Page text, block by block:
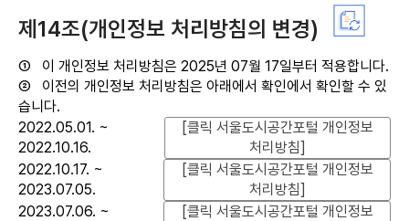
제14조(개인정보 처리방침의 변경)
① 이 개인정보 처리방침은 2025년 07월 17일부터 적용합니다.
② 이전의 개인정보 처리방침은 아래에서 확인에서 확인할 수 있
습니다.
2022.05.01. ~
2022.10.16.
[클릭 서울도시공간포털 개인정보
처리방침]
2022.10.17. ~
2023.07.05.
[클릭 서울도시공간포털 개인정보
처리방침]
2023.07.06. ~
[클릭 서울도시공간포털 개인정보